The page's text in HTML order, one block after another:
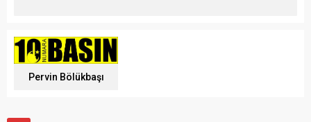
Pervin Bölükbaşı